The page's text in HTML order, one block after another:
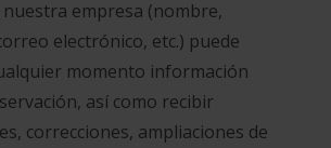
empresa (nombre,
electrónico, etc.) puede
momento información
así como recibir
correcciones, ampliaciones de